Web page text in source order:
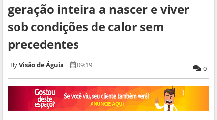
geração inteira a nascer e viver
sob condições de calor sem
precedentes
Visão de Águia 09:19 0